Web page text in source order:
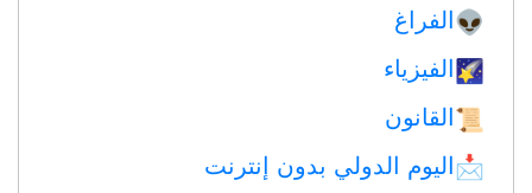
👽الفراغ
🌠الفيزياء
📜القانون
📩اليوم الدولي بدون إنترنت